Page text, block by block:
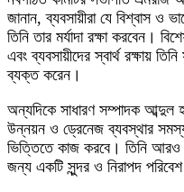
জানান, ব্যবসায়ীরা যে বিশ্বাস ও
তিনি তার মর্যাদা রক্ষা করবেন।
এবং ব্যবসায়ীদের স্বার্থ রক্ষায়
ব্যক্ত করেন।
​অন্যদিকে সাধারণ সম্পাদক আব্দুল
উন্নয়ন ও ড্রেনেজ ব্যবস্থার
ভিত্তিতে কাজ করবে। তিনি আরও
জন্য একটি সুন্দর ও নিরাপদ